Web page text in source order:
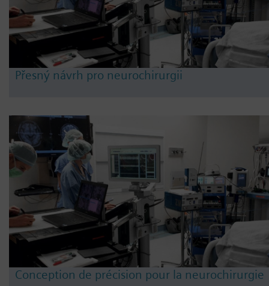
Přesný návrh pro neurochirurgii
Conception de précision pour la neurochirurgie